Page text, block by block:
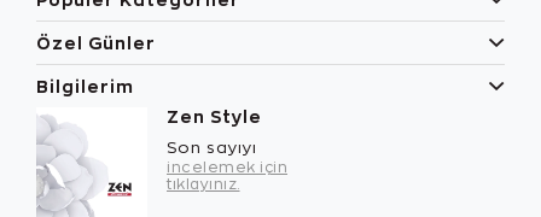
Özel Günler
Bilgilerim
Zen Style
Son sayıyı
incelemek için
tıklayınız.